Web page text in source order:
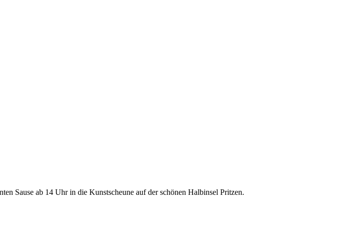
Sause ab 14 Uhr in die Kunstscheune auf der schönen Halbinsel Pritzen.